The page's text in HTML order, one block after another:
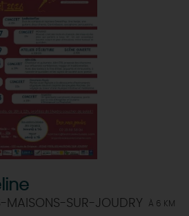
MAISONS-SUR-JOUDRY À 6 KM